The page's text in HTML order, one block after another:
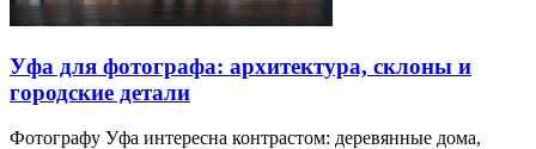
Уфа для фотографа: архитектура, склоны и
городские детали
Фотографу Уфа интересна контрастом: деревянные дома,